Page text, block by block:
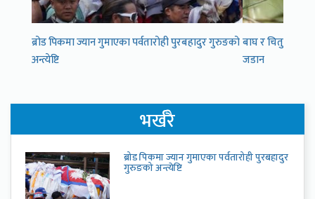
ब्रोड पिकमा ज्यान गुमाएका पर्वतारोही पुरबहादुर गुरुङको
अन्त्येष्टि
बाघ र चितुवा
जडान
भर्खरै
ब्रोड पिकमा ज्यान गुमाएका पर्वतारोही पुरबहादुर
गुरुङको अन्त्येष्टि